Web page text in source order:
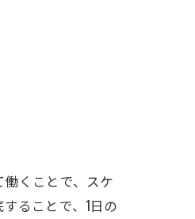
くことで、スケ
ることで、1日の